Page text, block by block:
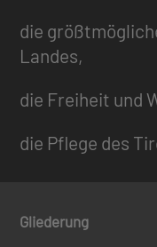
die
Landes,
die Freiheit und
die Pflege des
Gliederung